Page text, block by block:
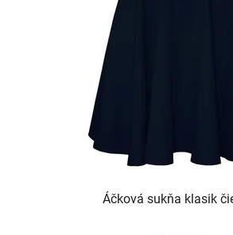
Áčková sukňa klasik